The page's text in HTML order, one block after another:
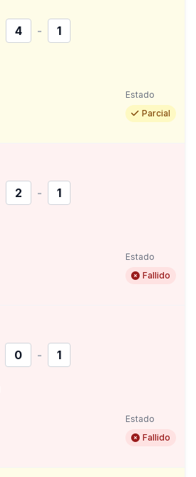
4 - 1
Estado
Parcial
2 - 1
Estado
Fallido
0 - 1
Estado
Fallido